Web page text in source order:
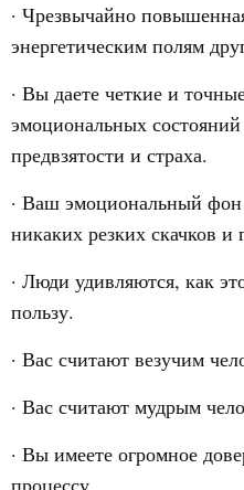
· Чрезвычайно
энергетическим полям
· Вы даете четкие и
эмоциональных
предвзятости и страха.
· Ваш эмоциональный фон
никаких резких скачков и
· Люди удивляются, как
пользу.
· Вас считают везучим
· Вас считают мудрым
· Вы имеете огромное
процессу.